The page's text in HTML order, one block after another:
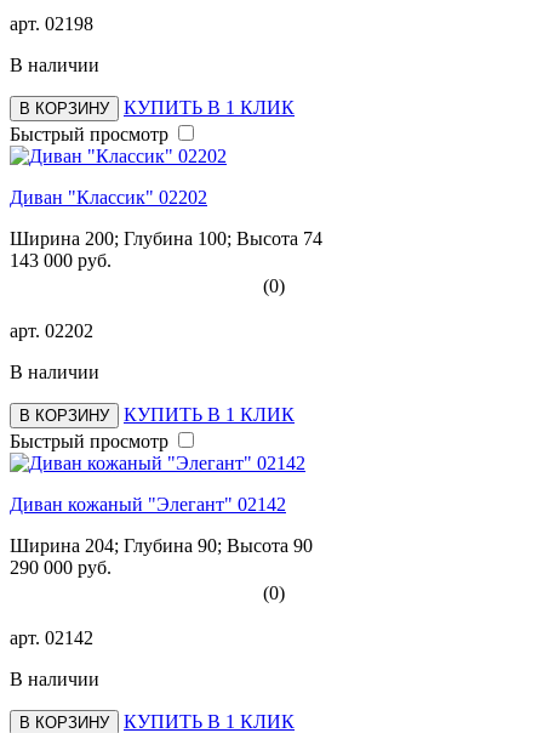
арт. 02198
В наличии
В КОРЗИНУ
КУПИТЬ В 1 КЛИК
Быстрый просмотр
Диван "Классик" 02202
Ширина 200; Глубина 100; Высота 74
143 000 руб.
(0)
арт. 02202
В наличии
В КОРЗИНУ
КУПИТЬ В 1 КЛИК
Быстрый просмотр
Диван кожаный "Элегант" 02142
Ширина 204; Глубина 90; Высота 90
290 000 руб.
(0)
арт. 02142
В наличии
В КОРЗИНУ
КУПИТЬ В 1 КЛИК